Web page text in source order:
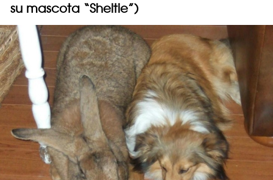
su mascota “Sheltie”)